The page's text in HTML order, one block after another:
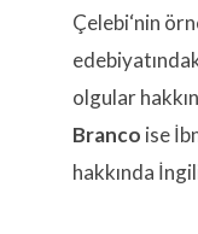
Çelebi‘nin
olgular
Branco ise
hakkında